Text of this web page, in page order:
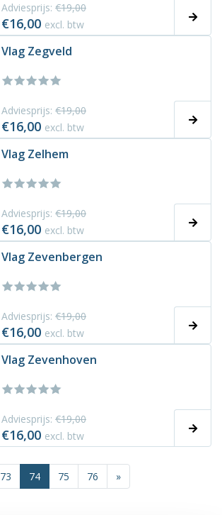
Adviesprijs: €19,00
€16,00 excl. btw
Vlag Zegveld
Adviesprijs: €19,00
€16,00 excl. btw
Vlag Zelhem
Adviesprijs: €19,00
€16,00 excl. btw
Vlag Zevenbergen
Adviesprijs: €19,00
€16,00 excl. btw
Vlag Zevenhoven
Adviesprijs: €19,00
€16,00 excl. btw
73 74 75 76 »